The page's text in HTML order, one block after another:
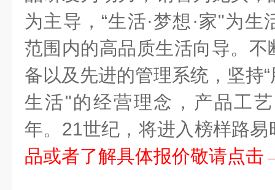
为主导， “生活·梦想 ·家"为生
范围内的高品质生活向导。
备以及先进的管理系统，坚持
生活"的经营理念，产品工
年。 21世纪，将进入榜样路易
品或者了解具体报价敬请点